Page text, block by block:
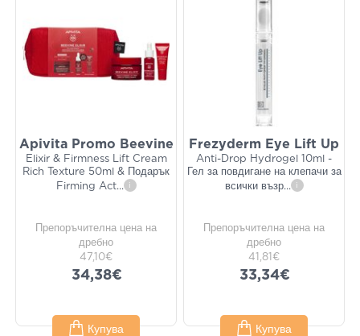
Apivita Promo Beevine
Elixir & Firmness Lift Cream
Rich Texture 50ml & Подарък
Firming Act... i
Препоръчителна цена на
дребно
47,10€
34,38€
Купува
Frezyderm Eye Lift Up
Anti-Drop Hydrogel 10ml -
Гел за повдигане на клепачи за
всички възр... i
Препоръчителна цена на
дребно
41,81€
33,34€
Купува